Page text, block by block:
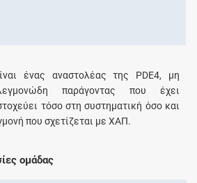
ένας αναστολέας της PDE4, μη
παράγοντας που έχει
τόσο στη συστηματική όσο και
που σχετίζεται με ΧΑΠ.
ομάδας